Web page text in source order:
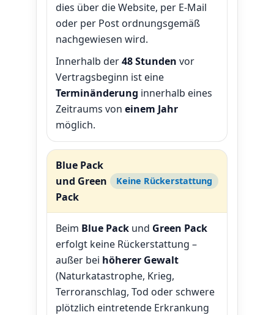
dies über die Website, per E-Mail
oder per Post ordnungsgemäß
nachgewiesen wird.
Innerhalb der48 Stunden vor
Vertragsbeginn ist eine
Terminänderung innerhalb eines
Zeitraums von einem Jahr
möglich.
Blue Pack
und Green
Pack
Keine Rückerstattung
Beim Blue Pack und Green Pack
erfolgt keine Rückerstattung –
außer bei höherer Gewalt
(Naturkatastrophe, Krieg,
Terroranschlag, Tod oder schwere
plötzlich eintretende Erkrankung